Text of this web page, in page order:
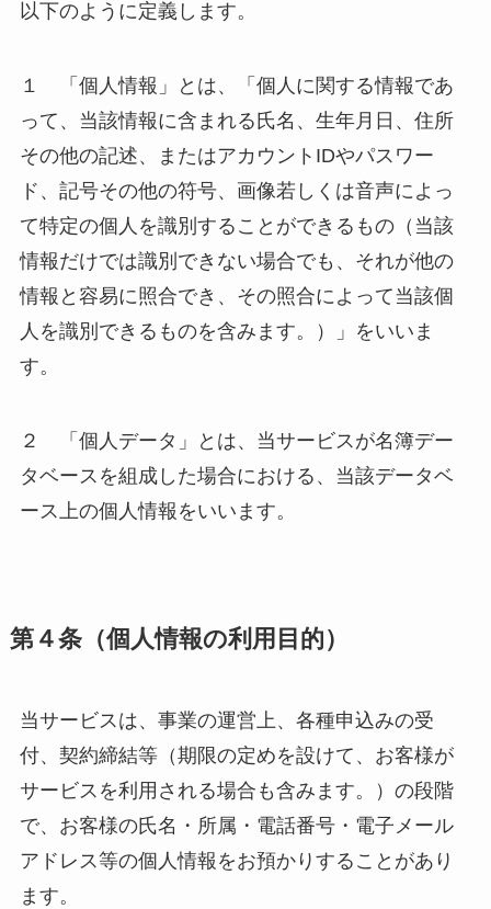
以下のように定義します。
１ 「個人情報」とは、「個人に関する情報であ
って、当該情報に含まれる氏名、生年月日、住所
その他の記述、またはアカウントIDやパスワー
ド、記号その他の符号、画像若しくは音声によっ
て特定の個人を識別することができるもの（当該
情報だけでは識別できない場合でも、それが他の
情報と容易に照合でき、その照合によって当該個
人を識別できるものを含みます。）」をいいま
す。
２ 「個人データ」とは、当サービスが名簿デー
タベースを組成した場合における、当該データベ
ース上の個人情報をいいます。
第４条（個人情報の利用目的）
当サービスは、事業の運営上、各種申込みの受
付、契約締結等（期限の定めを設けて、お客様が
サービスを利用される場合も含みます。）の段階
で、お客様の氏名・所属・電話番号・電子メール
アドレス等の個人情報をお預かりすることがあり
ます。